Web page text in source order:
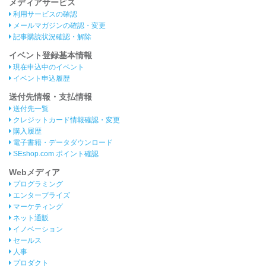
メディアサービス
利用サービスの確認
メールマガジンの確認・変更
記事購読状況確認・解除
イベント登録基本情報
現在申込中のイベント
イベント申込履歴
送付先情報・支払情報
送付先一覧
クレジットカード情報確認・変更
購入履歴
電子書籍・データダウンロード
SEshop.com ポイント確認
Webメディア
プログラミング
エンタープライズ
マーケティング
ネット通販
イノベーション
セールス
人事
プロダクト